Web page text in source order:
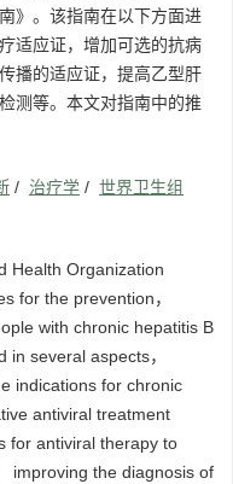
》。该指南在以下方面进
适应证，增加可选的抗病
播的适应证，提高乙型肝
测等。本文对指南中的推
/ 治疗学 / 世界卫生组
Health Organization
for the prevention，
with chronic hepatitis B
several aspects，
indications for chronic
antiviral treatment
for antiviral therapy to
improving the diagnosis of